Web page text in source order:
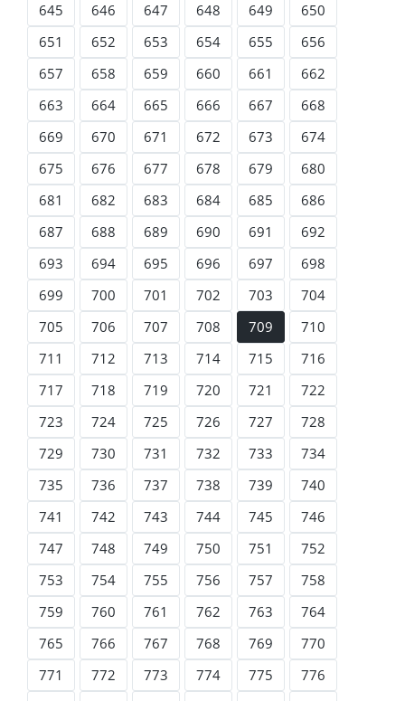
645
646 647 648 649
650
651
652 653 654 655
656
657
658 659 660 661
662
663
664 665 666 667
668
669
670 671 672 673
674
675
676 677 678 679
680
681
682 683 684 685
686
687
688 689 690 691
692
693
694 695 696 697
698
699
700 701 702 703
704
705
706 707 708 709
710
711
712 713 714 715
716
717
718 719 720 721
722
723
724 725 726 727
728
729
730 731 732 733
734
735
736 737 738 739
740
741
742 743 744 745
746
747
748 749 750 751
752
753
754 755 756 757
758
759
760 761 762 763
764
765
766 767 768 769
770
771
772 773 774 775
776